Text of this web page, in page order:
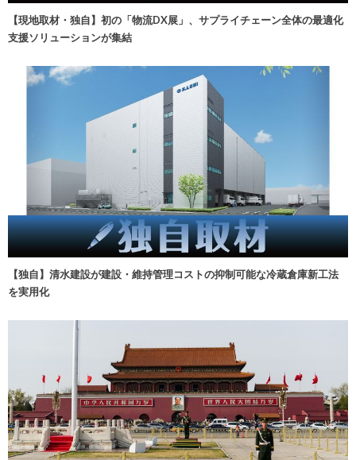
【現地取材・独自】初の「物流DX展」、サプライチェーン全体の最適化
支援ソリューションが集結
【独自】清水建設が建設・維持管理コストの抑制可能な冷蔵倉庫新工法
を実用化